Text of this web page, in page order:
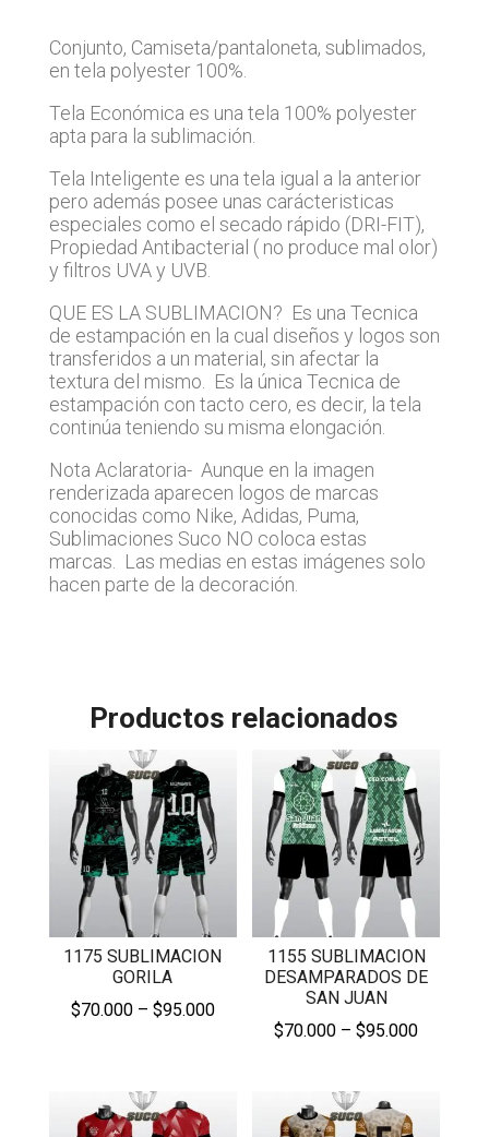
Conjunto, Camiseta/pantaloneta, sublimados,
en tela polyester 100%.
Tela Económica es una tela 100% polyester
apta para la sublimación.
Tela Inteligente es una tela igual a la anterior
pero además posee unas carácteristicas
especiales como el secado rápido (DRI-FIT),
Propiedad Antibacterial ( no produce mal olor)
y filtros UVA y UVB.
QUE ES LA SUBLIMACION? Es una Tecnica
de estampación en la cual diseños y logos son
transferidos a un material, sin afectar la
textura del mismo. Es la única Tecnica de
estampación con tacto cero, es decir, la tela
continúa teniendo su misma elongación.
Nota Aclaratoria- Aunque en la imagen
renderizada aparecen logos de marcas
conocidas como Nike, Adidas, Puma,
Sublimaciones Suco NO coloca estas
marcas. Las medias en estas imágenes solo
hacen parte de la decoración.
Productos relacionados
1175 SUBLIMACION
GORILA
$70.000 – $95.000Price
1155 SUBLIMACION
DESAMPARADOS DE
SAN JUAN
$70.000 – $95.000Price